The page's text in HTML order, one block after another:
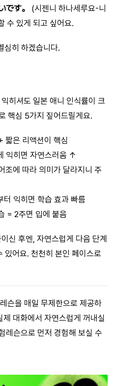
です。
(시젠니 하나세루요-니
수 있게 되고 싶어요.
심히 하겠습니다.
히셔도 일본 애니 인식률이 크
핵심 5가지 짚어드릴게요.
짧은 리액션이 핵심
익히면 자연스러움 ↑
조에 따라 의미가 달라지니 주
터 익히면 학습 효과 빠름
= 2주면 입에 붙음
신 후엔, 자연스럽게 다음 단계
어요. 천천히 본인 페이스로
슨을 매일 무제한으로 제공하
대화에서 자연스럽게 꺼내실
레슨으로 먼저 경험해 보실 수